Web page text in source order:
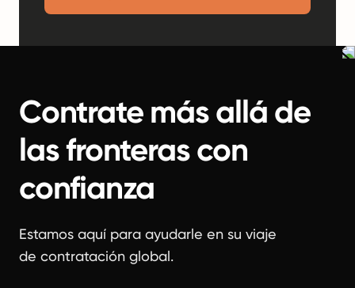
Contrate más allá de
las fronteras con
confianza
Estamos aquí para ayudarle en su viaje
de contratación global.